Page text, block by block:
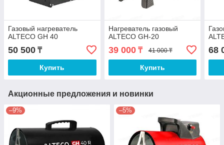
Газовый нагреватель
ALTECO GH 40
50 500 ₸
Купить
Нагреватель газовый
ALTECO GH-20
39 000₸ 41 000 ₸
Купить
68
Акционные предложения и новинки
–9% –5%